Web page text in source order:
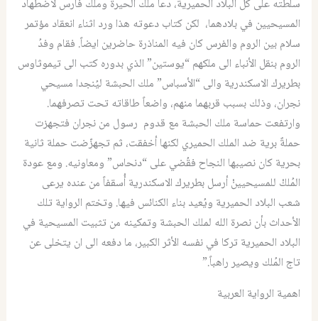
سلطته على كل البلاد الحميرية، دعا ملك الحيرة وملك فارس لاضطهاد
المسيحيين في بلادهما، لكن كتاب دعوته هذا ورد اثناء انعقاد مؤتمر
سلام بين الروم والفرس كان فيه المناذرة حاضرين ايضاً. فقام وفدُ
الروم بنقل الأنباء الى ملكهم “يوستين” الذي بدوره كتب الى تيموثاوس
بطريرك الاسكندرية والى “الأسباس” ملك الحبشة ليُنجدا مسيحي
نجران، وذلك بسبب قربهما منهم، واضعاً طاقاته تحت تصرفهما.
وارتفعت حماسة ملك الحبشة مع قدوم رسول من نجران فتجهزت
حملةٌ برية ضد الملك الحميري لكنها أخفقت، ثم تجهزّضت حملة ثانية
بحرية كان نصيبها النجاح فقُضي على “دنحاس” ومعاونيه. ومع عودة
المُلكْ للمسيحيينْ أرسل بطريرك الاسكندرية أُسقفاً من عنده يرعى
شعب البلاد الحميرية ويُعيد بناء الكنائس فيها. وتختم الرواية تلك
الأحداث بأن نصرة الله لملك الحبشة وتمكينه من تثبيت المسيحية في
البلاد الحميرية تركا في نفسه الأثر الكبير، ما دفعه الى ان يتخلى عن
تاج المُلك ويصير راهباً.”
اهمية الرواية العربية